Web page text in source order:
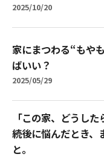
2025/10/20
家にまつわる“もや
ばいい？
2025/05/29
「この家、どうし
続後に悩んだとき、
と。